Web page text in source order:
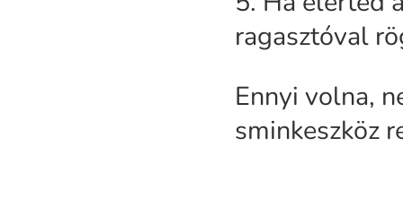
ragasztóval
Ennyi volna,
sminkeszköz